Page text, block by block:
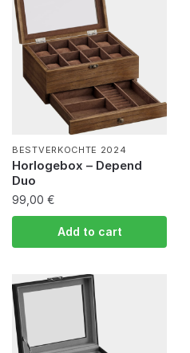
BESTVERKOCHTE 2024
Horlogebox – Depend
Duo
99,00 €
Add to cart